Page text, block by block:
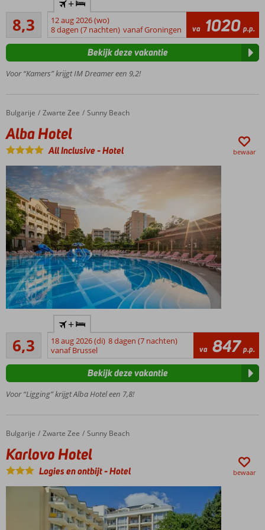
het
zandstrand
Midden
Beach
Groot
kindergedeelte
Deluxe
kamers
en
suites,
ook
met
zeezicht
8,3
Zeer goed
18
beoordelingen
+
12 aug 2026 (wo)
8 dagen (7 nachten) vanaf Groningen va 1020 p.p.
Voor “Kamers” krijgt IM Dreamer een 9,2!
Bekijk deze vakantie
Home
Bulgarije Zwarte Zee Sunny Beach
Alba Hotel
Alba Hotel
All Inclusive-Hotel bewaar
gezellige
Sunny
Beach
slechts
50
meter
het
strand
Heerlijk
zwembad
met
kinderbad
Entertainment
voor jong en
6,3
Voldoende
27
beoordelingen
+
18 aug 2026 (di) 8 dagen (7 nachten)
vanaf Brussel
va 847 p.p.
Voor “Ligging” krijgt Alba Hotel een 7,8!
Bekijk deze vakantie
Home
Bulgarije Zwarte Zee Sunny Beach
Karlovo Hotel
Karlovo Hotel
Logies en ontbijt-Hotel bewaar